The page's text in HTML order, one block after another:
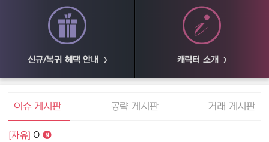
신규/복귀 혜택 안내 캐릭터 소개
엘소드 커뮤니티
이슈 게시판 공략 게시판 거래 게시판
[자유] O